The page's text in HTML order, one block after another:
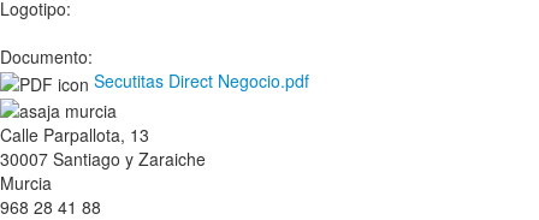
Logotipo:
Documento:
Secutitas Direct Negocio.pdf
Calle Parpallota, 13
30007 Santiago y Zaraiche
Murcia
968 28 41 88